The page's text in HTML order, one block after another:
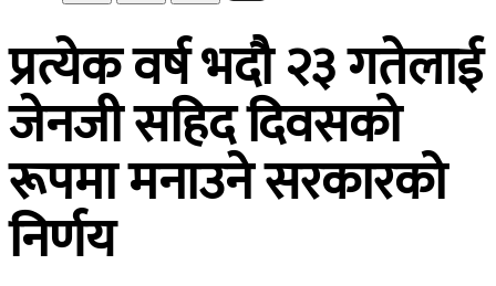
प्रत्येक वर्ष भदौ २३ गतेलाई
जेनजी सहिद दिवसको
रूपमा मनाउने सरकारको
निर्णय